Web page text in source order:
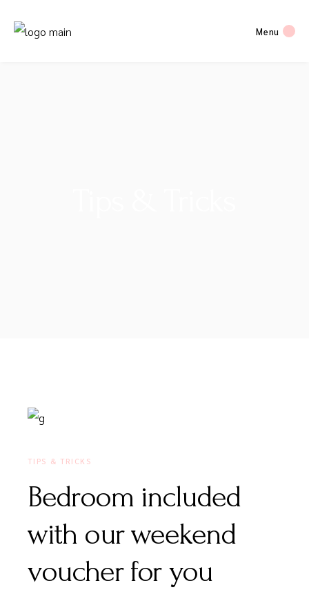
Menu
TIPS & TRICKS
Bedroom included
with our weekend
voucher for you